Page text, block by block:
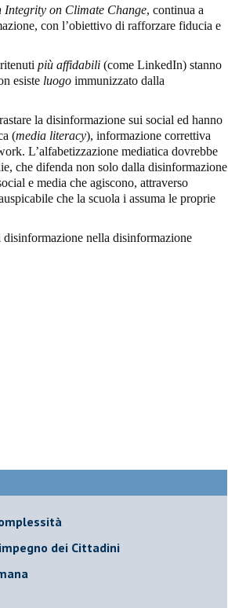
on Climate Change, continua a
con l’obiettivo di rafforzare fiducia e
più affidabili (come LinkedIn) stanno
esiste luogo immunizzato dalla
la disinformazione sui social ed hanno
(media literacy), informazione correttiva
L’alfabetizzazione mediatica dovrebbe
che difenda non solo dalla disinformazione
e media che agiscono, attraverso
che la scuola i assuma le proprie
nella disinformazione
dei Cittadini